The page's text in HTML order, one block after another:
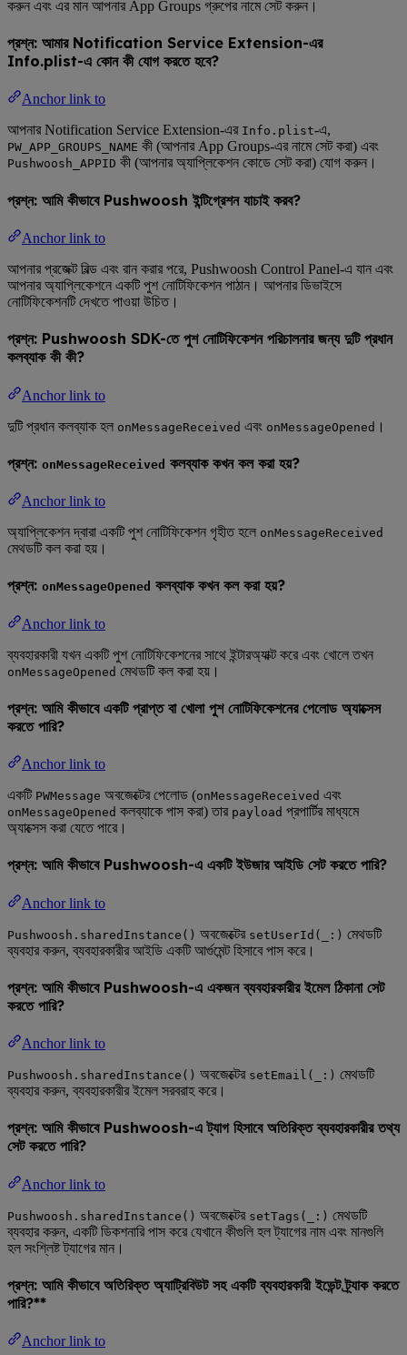
করুন এবং এর মান আপনার App Groups গ্রুপের নামে সেট করুন।
প্রশ্ন: আমার Notification Service Extension-এর
Info.plist-এ কোন কী যোগ করতে হবে?
Anchor link to
আপনার Notification Service Extension-এর Info.plist-এ,
PW_APP_GROUPS_NAME কী (আপনার App Groups-এর নামে সেট করা) এবং
Pushwoosh_APPID কী (আপনার অ্যাপ্লিকেশন কোডে সেট করা) যোগ করুন।
প্রশ্ন: আমি কীভাবে Pushwoosh ইন্টিগ্রেশন যাচাই করব?
Anchor link to
আপনার প্রজেক্ট বিল্ড এবং রান করার পরে, Pushwoosh Control Panel-এ যান এবং
আপনার অ্যাপ্লিকেশনে একটি পুশ নোটিফিকেশন পাঠান। আপনার ডিভাইসে
নোটিফিকেশনটি দেখতে পাওয়া উচিত।
প্রশ্ন: Pushwoosh SDK-তে পুশ নোটিফিকেশন পরিচালনার জন্য দুটি প্রধান
কলব্যাক কী কী?
Anchor link to
দুটি প্রধান কলব্যাক হল onMessageReceived এবং onMessageOpened ।
প্রশ্ন: onMessageReceived কলব্যাক কখন কল করা হয়?
Anchor link to
অ্যাপ্লিকেশন দ্বারা একটি পুশ নোটিফিকেশন গৃহীত হলে onMessageReceived
মেথডটি কল করা হয়।
প্রশ্ন: onMessageOpened কলব্যাক কখন কল করা হয়?
Anchor link to
ব্যবহারকারী যখন একটি পুশ নোটিফিকেশনের সাথে ইন্টারঅ্যাক্ট করে এবং খোলে তখন
onMessageOpened মেথডটি কল করা হয়।
প্রশ্ন: আমি কীভাবে একটি প্রাপ্ত বা খোলা পুশ নোটিফিকেশনের পেলোড অ্যাক্সেস
করতে পারি?
Anchor link to
একটি PWMessage অবজেক্টের পেলোড (onMessageReceived এবং
onMessageOpened কলব্যাকে পাস করা) তার payload প্রপার্টির মাধ্যমে
অ্যাক্সেস করা যেতে পারে।
প্রশ্ন: আমি কীভাবে Pushwoosh-এ একটি ইউজার আইডি সেট করতে পারি?
Anchor link to
Pushwoosh.sharedInstance() অবজেক্টের setUserId(_:) মেথডটি
ব্যবহার করুন, ব্যবহারকারীর আইডি একটি আর্গুমেন্ট হিসাবে পাস করে।
প্রশ্ন: আমি কীভাবে Pushwoosh-এ একজন ব্যবহারকারীর ইমেল ঠিকানা সেট
করতে পারি?
Anchor link to
Pushwoosh.sharedInstance() অবজেক্টের setEmail(_:) মেথডটি
ব্যবহার করুন, ব্যবহারকারীর ইমেল সরবরাহ করে।
প্রশ্ন: আমি কীভাবে Pushwoosh-এ ট্যাগ হিসাবে অতিরিক্ত ব্যবহারকারীর তথ্য
সেট করতে পারি?
Anchor link to
Pushwoosh.sharedInstance() অবজেক্টের setTags(_:) মেথডটি
ব্যবহার করুন, একটি ডিকশনারি পাস করে যেখানে কীগুলি হল ট্যাগের নাম এবং মানগুলি
হল সংশ্লিষ্ট ট্যাগের মান।
প্রশ্ন: আমি কীভাবে অতিরিক্ত অ্যাট্রিবিউট সহ একটি ব্যবহারকারী ইভেন্ট ট্র্যাক করতে
পারি?**
Anchor link to